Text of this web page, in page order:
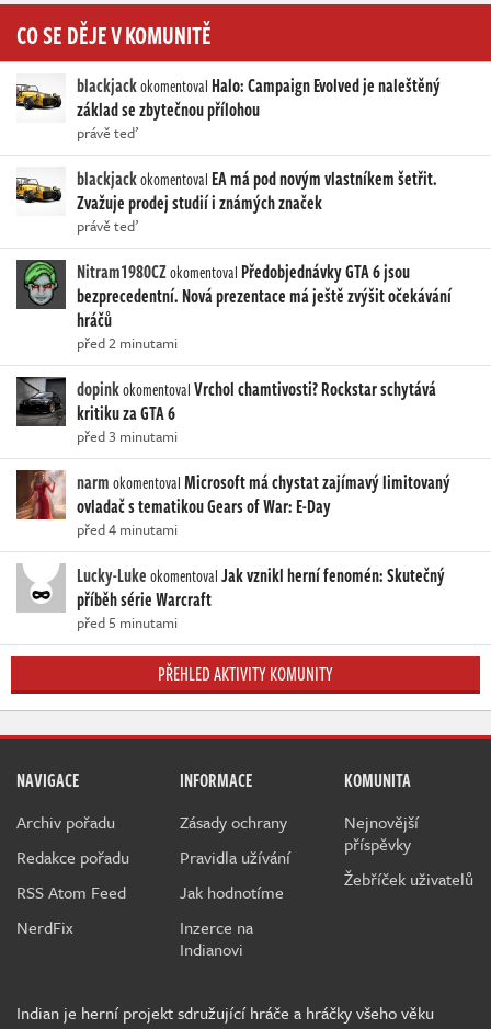
CO SE DĚJE V KOMUNITĚ
blackjackokomentoval Halo: Campaign Evolved je naleštěný
základ se zbytečnou přílohou
právě teď
blackjackokomentoval EA má pod novým vlastníkem šetřit.
Zvažuje prodej studií i známých značek
právě teď
Nitram1980CZokomentoval Předobjednávky GTA 6 jsou
bezprecedentní. Nová prezentace má ještě zvýšit očekávání
hráčů
před 2 minutami
dopinkokomentovalVrchol chamtivosti? Rockstar schytává
kritiku za GTA 6
před 3 minutami
narmokomentovalMicrosoft má chystat zajímavý limitovaný
ovladač s tematikou Gears of War: E-Day
před 4 minutami
Lucky-LukeokomentovalJak vznikl herní fenomén: Skutečný
příběh série Warcraft
před 5 minutami
PŘEHLED AKTIVITY KOMUNITY
NAVIGACE
Archiv pořadu
Redakce pořadu
RSS Atom Feed
NerdFix
INFORMACE
Zásady ochrany
Pravidla užívání
Jak hodnotíme
Inzerce na
Indianovi
KOMUNITA
Nejnovější
příspěvky
Žebříček uživatelů
Indian je herní projekt sdružující hráče a hráčky všeho věku